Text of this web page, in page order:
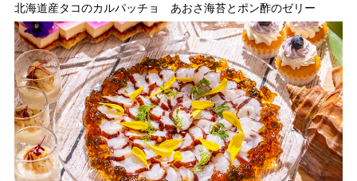
北海道産タコのカルパッチョ あおさ海苔とポン酢のゼリー